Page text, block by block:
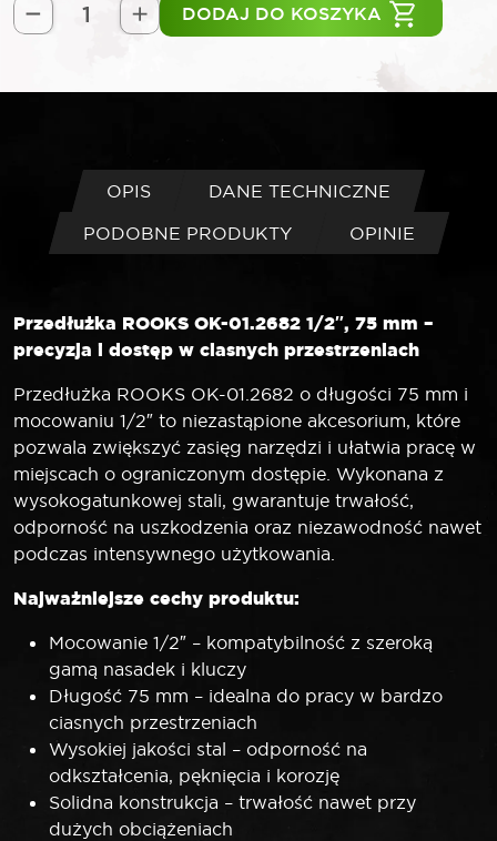
ilość
DODAJ DO KOSZYKA
OPIS
DANE TECHNICZNE
PODOBNE PRODUKTY
OPINIE
Przedłużka ROOKS OK-01.2682 1/2″, 75 mm –
precyzja i dostęp w ciasnych przestrzeniach
Przedłużka ROOKS OK-01.2682 o długości 75 mm i
mocowaniu 1/2″ to niezastąpione akcesorium, które
pozwala zwiększyć zasięg narzędzi i ułatwia pracę w
miejscach o ograniczonym dostępie. Wykonana z
wysokogatunkowej stali, gwarantuje trwałość,
odporność na uszkodzenia oraz niezawodność nawet
podczas intensywnego użytkowania.
Najważniejsze cechy produktu:
Mocowanie 1/2″ – kompatybilność z szeroką
gamą nasadek i kluczy
Długość 75 mm – idealna do pracy w bardzo
ciasnych przestrzeniach
Wysokiej jakości stal – odporność na
odkształcenia, pęknięcia i korozję
Solidna konstrukcja – trwałość nawet przy
dużych obciążeniach